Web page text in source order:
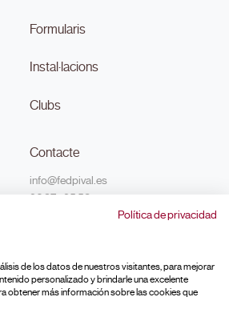
Política de privacidad
de los datos de nuestros visitantes, para mejorar
personalizado y brindarle una excelente
obtener más información sobre las cookies que
Formularis
Instal·lacions
Clubs
Contacte
info@fedpival.es
96 374 95 58
C/Marqués de Sant Joan nº 32,